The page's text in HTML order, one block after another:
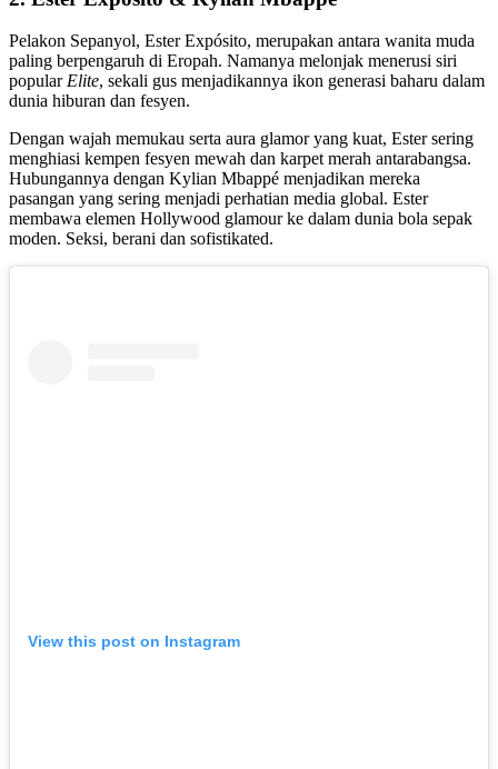
Pelakon Sepanyol, Ester Expósito, merupakan antara wanita muda
paling berpengaruh di Eropah. Namanya melonjak menerusi siri
popular Elite, sekali gus menjadikannya ikon generasi baharu dalam
dunia hiburan dan fesyen.
Dengan wajah memukau serta aura glamor yang kuat, Ester sering
menghiasi kempen fesyen mewah dan karpet merah antarabangsa.
Hubungannya dengan Kylian Mbappé menjadikan mereka
pasangan yang sering menjadi perhatian media global. Ester
membawa elemen Hollywood glamour ke dalam dunia bola sepak
moden. Seksi, berani dan sofistikated.
View this post on Instagram